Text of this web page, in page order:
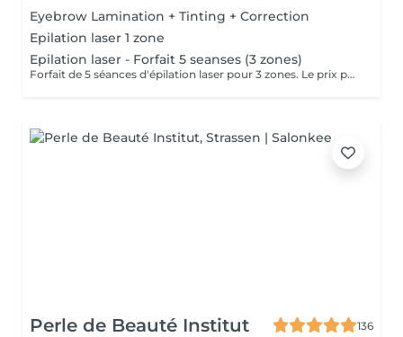
Eyebrow Lamination + Tinting + Correction
Epilation laser 1 zone
Epilation laser - Forfait 5 seanses (3 zones)
Forfait de 5 séances d'épilation laser pour 3 zones. Le prix par séance dans le forfait est de 75 € au lieu de 98 €. En achetant le forfait, vous économisez 23 € par séance, soit 115 € au total. Les séances sont à planifier selon les disponibilités.
Perle de Beauté Institut
136